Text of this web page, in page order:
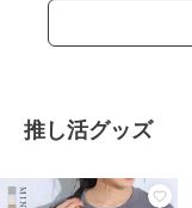
推し活グッズ